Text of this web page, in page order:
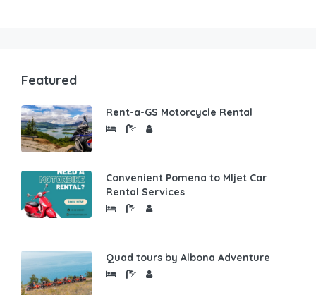
Featured
Rent-a-GS Motorcycle Rental
Convenient Pomena to Mljet Car
Rental Services
Quad tours by Albona Adventure